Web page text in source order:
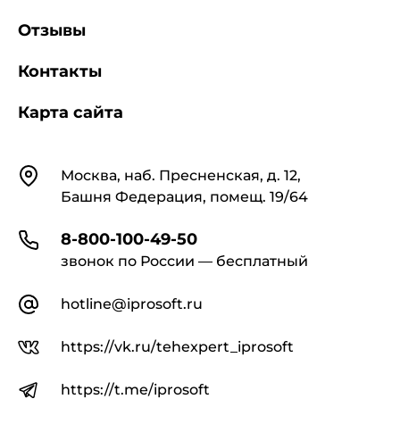
КонтактыМосква, наб. Пресненская, д. 12,
Башня Федерация, помещ. 19/64
8-800-100-49-50
звонок по России — бесплатный
hotline@iprosoft.ru
https://vk.ru/tehexpert_iprosoft
https://t.me/iprosoft
Отзывы
Контакты
Карта сайта